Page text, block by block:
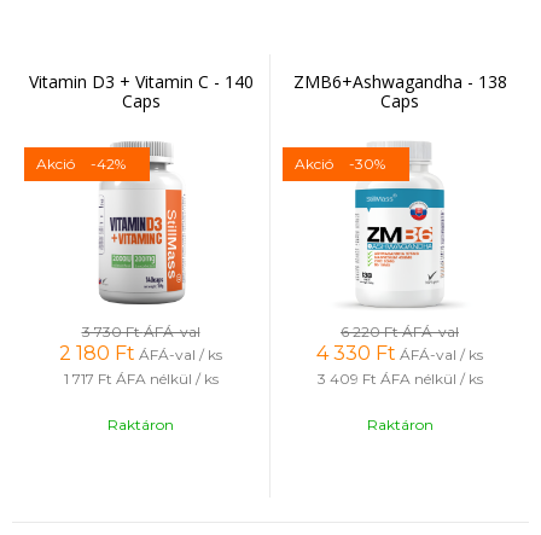
Vitamin D3 + Vitamin C - 140
Caps
Akció -42%
3 730 FtÁFÁ-val
2 180 Ft ÁFÁ-val / ks
1 717 Ft ÁFA nélkül / ks
Raktáron
ZMB6+Ashwagandha - 138
Caps
Akció -30%
6 220 FtÁFÁ-val
4 330 Ft ÁFÁ-val / ks
3 409 Ft ÁFA nélkül / ks
Raktáron